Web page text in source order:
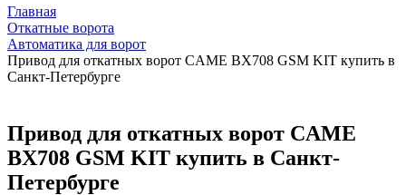
Главная
Откатные ворота
Автоматика для ворот
Привод для откатных ворот CAME BX708 GSM KIT купить в
Санкт-Петербурге
Привод для откатных ворот CAME
BX708 GSM KIT купить в Санкт-
Петербурге